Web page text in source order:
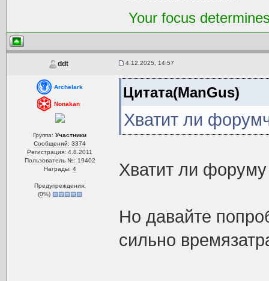
Your focus
ddt 4.12.2025, 14:57
Archelark
Nonakan
Группа:Участники
Сообщений: 3374
Регистрация: 4.8.2011
Пользователь №: 19402
Награды: 4
Предупреждения:
(0%)
Цитата(ManGus)
Хватит ли
Хватит ли
Но давайте
сильно